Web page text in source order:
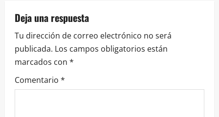
Deja una respuesta
Tu dirección de correo electrónico no será
publicada. Los campos obligatorios están
marcados con *
Comentario *